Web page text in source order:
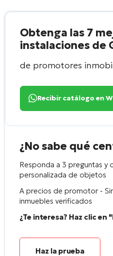
Obtenga las 7
instalaciones de
de promotores
Recibir catálogo en
¿No sabe qué
Responda a 3 preguntas y
personalizada de objetos
A precios de promotor -
inmuebles verificados
¿Te interesa? Haz clic en
Haz la prueba